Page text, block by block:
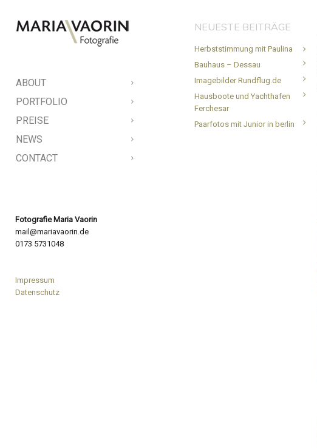
ABOUT
PORTFOLIO
PREISE
NEWS
CONTACT
Fotografie Maria Vaorin
mail@mariavaorin.de
0173 5731048
Impressum
Datenschutz
NEUESTE BEITRÄGE
Herbststimmung mit Paulina
Bauhaus – Dessau
Imagebilder Rundflug.de
Hausboote und Yachthafen
Ferchesar
Paarfotos mit Junior in berlin